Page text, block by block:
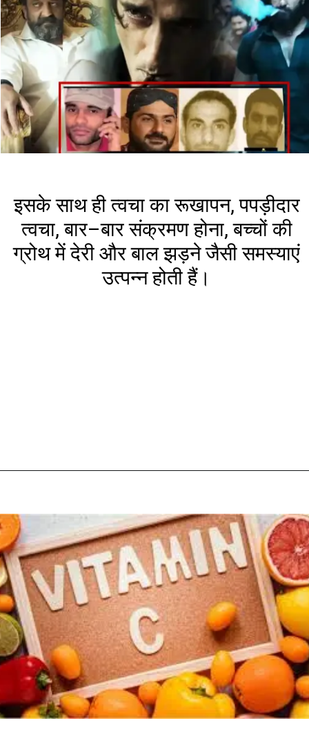
इसके साथ ही त्वचा का रूखापन, पपड़ीदार
त्वचा, बार–बार संक्रमण होना, बच्चों की
ग्रोथ में देरी और बाल झड़ने जैसी समस्याएं
उत्पन्न होती हैं।